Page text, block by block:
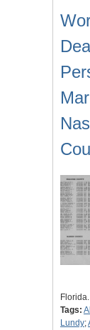
Tags:
Lundy;